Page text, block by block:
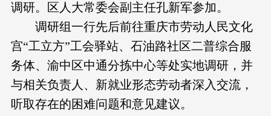
调研。区人大常委会副主任孔新军参加。
调研组一行先后前往重庆市劳动人民文化
宫“工立方”工会驿站、石油路社区二普综合服
务体、渝中区中通分拣中心等处实地调研，并
与相关负责人、新就业形态劳动者深入交流，
听取存在的困难问题和意见建议。